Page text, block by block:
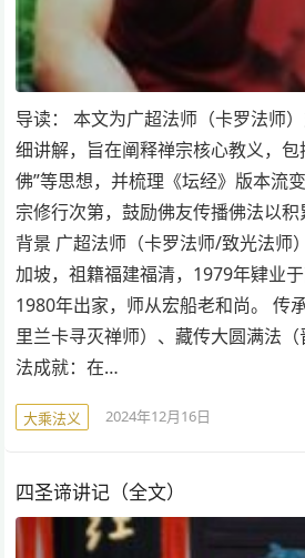
导读： 本文为广超法师（卡罗法师
细讲解，旨在阐释禅宗核心教义，包
佛”等思想，并梳理《坛经》版本流
宗修行次第，鼓励佛友传播佛法以
背景 广超法师（卡罗法师/致光法师
加坡，祖籍福建福清，1979年肄业于
1980年出家，师从宏船老和尚。 传
里兰卡寻灭禅师）、藏传大圆满法
法成就：在…
大乘法义 2024年12月16日
四圣谛讲记（全文）